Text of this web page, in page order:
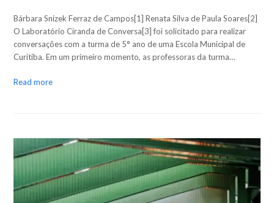
Bárbara Snizek Ferraz de Campos[1] Renata Silva de Paula Soares[2]
O Laboratório Ciranda de Conversa[3] foi solicitado para realizar
conversações com a turma de 5° ano de uma Escola Municipal de
Curitiba. Em um primeiro momento, as professoras da turma…
Read more